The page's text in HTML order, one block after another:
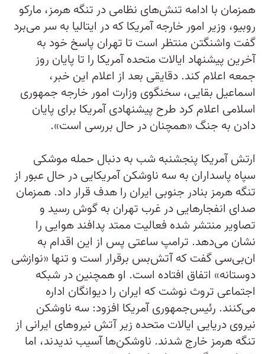
همزمان با ادامه تنش‌های نظامی در تنگه هرمز، مارکو
روبیو، وزیر امور خارجه آمریکا که در ایتالیا به سر می‌برد
گفت واشنگتن منتظر است تا تهران پاسخ خود به
آخرین پیشنهاد ایالات متحده آمریکا را تا پایان روز
جمعه اعلام کند. دقایقی بعد از اعلام این خبر،
اسماعیل بقایی، سخنگوی وزارت امور خارجه جمهوری
اسلامی اعلام کرد طرح پیشنهادی آمریکا برای پایان
دادن به جنگ «همچنان در حال بررسی است».
ارتش آمریکا پنجشنبه شب به دنبال حمله موشکی
سپاه پاسداران به سه ناوشکن آمریکایی در حال عبور از
تنگه هرمز بنادر جنوبی ایران را هدف قرار داد. همزمان
صدای انفجارهایی در غرب تهران به گوش رسید و
تصاویر منتشر شده فعالیت ممتد پدافند هوایی را
نشان می‌دهد. ترامپ ساعتی پس از این اقدام به
ان‌بی‌سی گفت که آتش‌بس برقرار است و تنها «نوازشی
دوستانه» اتفاق افتاده است. او همچنین در شبکه
اجتماعی تروث نوشت که ایران را دیوانگان اداره
می‌کنند. رئیس‌جمهوری آمریکا افزود: سه ناوشکن
نیروی دریایی ایالات متحده زیر آتش نیروهای ایرانی از
تنگه هرمز خارج شدند. ناوشکن‌ها آسیب ندیدند، اما